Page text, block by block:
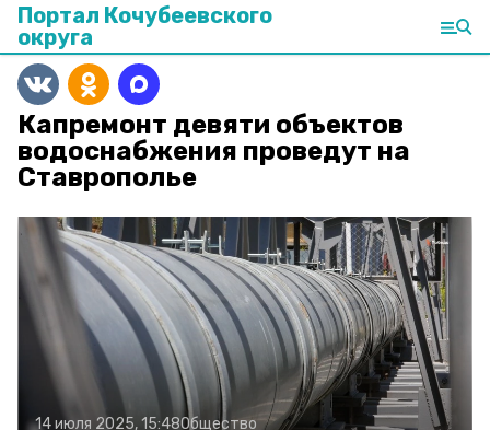
Портал Кочубеевского
округа
Капремонт девяти объектов
водоснабжения проведут на
Ставрополье
14 июля 2025, 15:48Общество